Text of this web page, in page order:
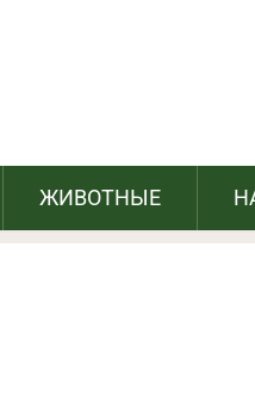
ЖИВОТНЫЕ
вымываем